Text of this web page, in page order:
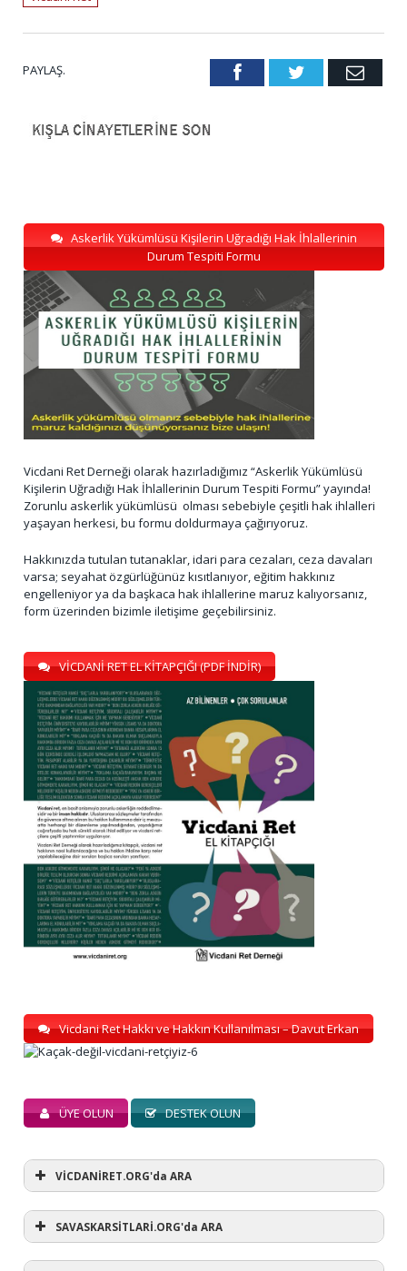
PAYLAŞ. FacebookTwitter Email
Askerlik Yükümlüsü Kişilerin Uğradığı Hak İhlallerinin
Durum Tespiti Formu
Vicdani Ret Derneği olarak hazırladığımız “Askerlik Yükümlüsü
Kişilerin Uğradığı Hak İhlallerinin Durum Tespiti Formu” yayında!
Zorunlu askerlik yükümlüsü olması sebebiyle çeşitli hak ihlalleri
yaşayan herkesi, bu formu doldurmaya çağırıyoruz.
Hakkınızda tutulan tutanaklar, idari para cezaları, ceza davaları
varsa; seyahat özgürlüğünüz kısıtlanıyor, eğitim hakkınız
engelleniyor ya da başkaca hak ihlallerine maruz kalıyorsanız,
form üzerinden bizimle iletişime geçebilirsiniz.
VİCDANİ RET EL KİTAPÇIĞI (PDF İNDİR)
Vicdani Ret Hakkı ve Hakkın Kullanılması – Davut Erkan
ÜYE OLUN DESTEK OLUN
VİCDANİRET.ORG'da ARA
SAVASKARSİTLARİ.ORG'da ARA